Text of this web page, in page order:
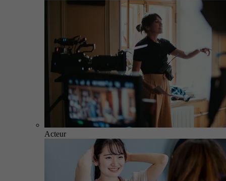
Acteur